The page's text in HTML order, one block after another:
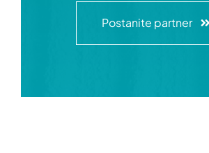
Postanite partner